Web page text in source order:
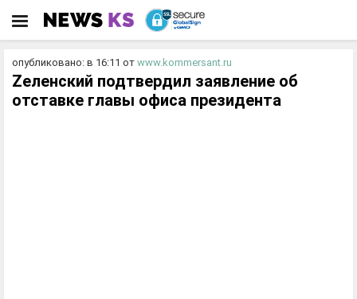
опубликовано: в 16:11 от www.kommersant.ru
Zеленский подтвердил заявление об
отставке главы офиса президента